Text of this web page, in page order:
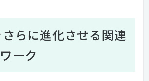
らに進化させる関連
ーク